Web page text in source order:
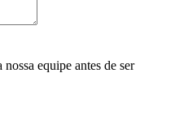
equipe antes de ser